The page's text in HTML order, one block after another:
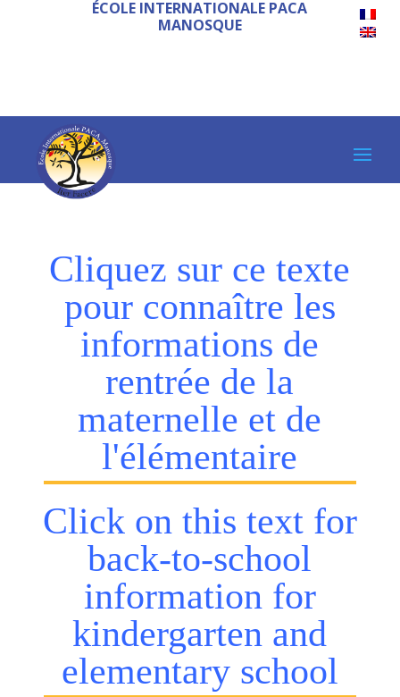
ÉCOLE INTERNATIONALE PACA
MANOSQUE
Cliquez sur ce texte
pour connaître les
informations de
rentrée de la
maternelle et de
l'élémentaire
Click on this text for
back-to-school
information for
kindergarten and
elementary school